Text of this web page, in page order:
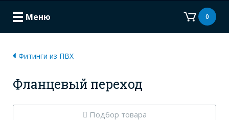
Меню 0
Фитинги из ПВХ
Фланцевый переход
Подбор товара